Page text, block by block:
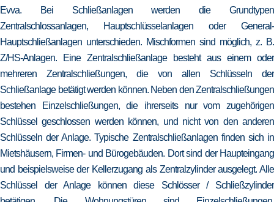
Evva. Bei Schließanlagen werden die Grundtypen
Zentralschlossanlagen, Hauptschlüsselanlagen oder General-
Hauptschließanlagen unterschieden. Mischformen sind möglich, z. B.
Z/HS-Anlagen. Eine Zentralschließanlage besteht aus einem oder
mehreren Zentralschließungen, die von allen Schlüsseln der
Schließanlage betätigt werden können. Neben den Zentralschließungen
bestehen Einzelschließungen, die ihrerseits nur vom zugehörigen
Schlüssel geschlossen werden können, und nicht von den anderen
Schlüsseln der Anlage. Typische Zentralschließanlagen finden sich in
Mietshäusern, Firmen- und Bürogebäuden. Dort sind der Haupteingang
und beispielsweise der Kellerzugang als Zentralzylinder ausgelegt. Alle
Schlüssel der Anlage können diese Schlösser / Schließzylinder